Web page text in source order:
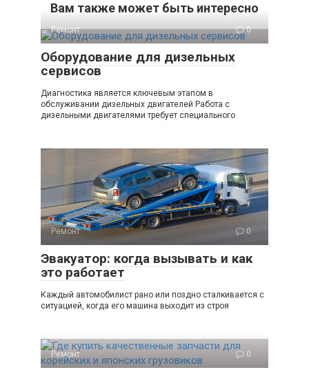
Вам также может быть интересно
Ремонт 0
Оборудование для дизельных
сервисов
Диагностика является ключевым этапом в
обслуживании дизельных двигателей Работа с
дизельными двигателями требует специального
Ремонт 0
Эвакуатор: когда вызывать и как
это работает
Каждый автомобилист рано или поздно сталкивается с
ситуацией, когда его машина выходит из строя
Ремонт 0